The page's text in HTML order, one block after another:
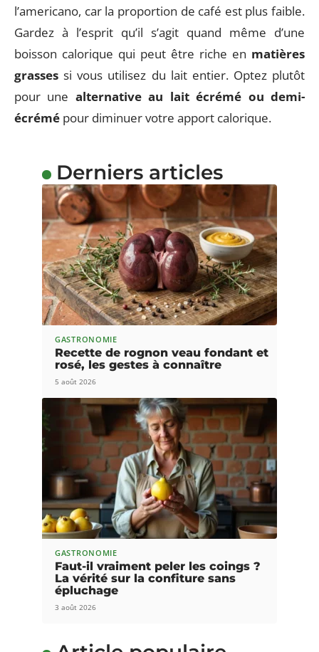
l’americano, car la proportion de café est plus faible.
Gardez à l’esprit qu’il s’agit quand même d’une
boisson calorique qui peut être riche en matières
grasses si vous utilisez du lait entier. Optez plutôt
pour une alternative au lait écrémé ou demi-
écrémé pour diminuer votre apport calorique.
Derniers articles
GASTRONOMIE
Recette de rognon veau fondant et
rosé, les gestes à connaître
5 août 2026
GASTRONOMIE
Faut-il vraiment peler les coings ?
La vérité sur la confiture sans
épluchage
3 août 2026